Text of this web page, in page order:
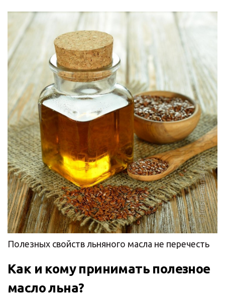
Полезных свойств льняного масла не перечесть
Как и кому принимать полезное
масло льна?